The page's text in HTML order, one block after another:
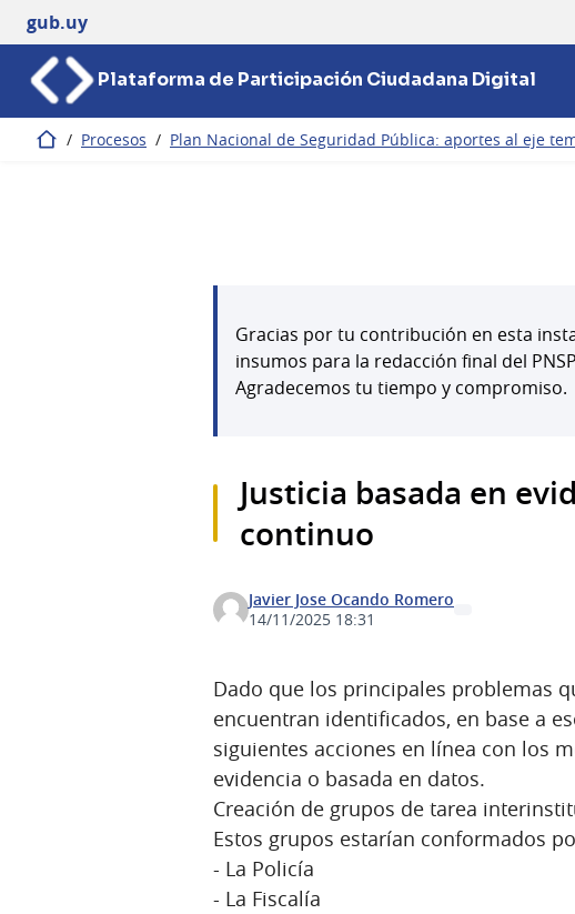
gub.uy
Plataforma de Participación Ciudadana Digital
Inicio / Procesos / Plan Nacional de Seguridad Pública: aportes al eje
Gracias por tu contribución en esta
insumos para la redacción final del
Agradecemos tu tiempo y compromiso.
Justicia basada en
continuo
Javier Jose Ocando Romero
14/11/2025 18:31
Dado que los principales problemas
encuentran identificados, en base a
siguientes acciones en línea con los
evidencia o basada en datos.
Creación de grupos de tarea
Estos grupos estarían conformados
- La Policía
- La Fiscalía